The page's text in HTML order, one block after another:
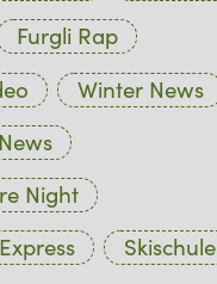
Furgli Rap
Winter News
Night
Skischule